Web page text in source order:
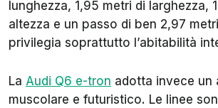
lunghezza, 1,95 metri di larghezza,
altezza e un passo di ben 2,97
privilegia soprattutto l’abitabilità
La Audi Q6 e-tron adotta invece un
muscolare e futuristico. Le linee